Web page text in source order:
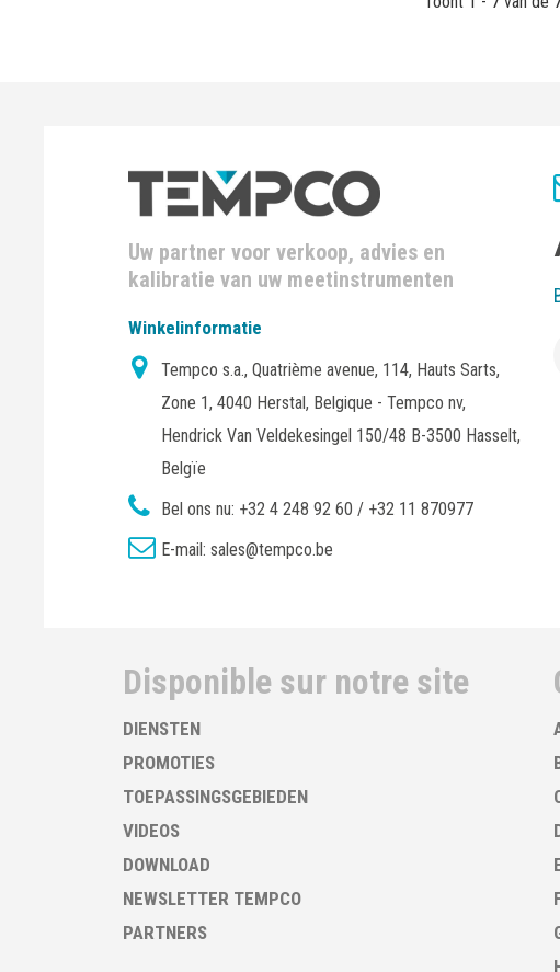
Uw partner voor verkoop, advies en
kalibratie van uw meetinstrumenten
Winkelinformatie
Tempco s.a., Quatrième avenue, 114, Hauts Sarts,
Zone 1, 4040 Herstal, Belgique - Tempco nv,
Hendrick Van Veldekesingel 150/48 B-3500 Hasselt,
Belgïe
Bel ons nu: +32 4 248 92 60 / +32 11 870977
E-mail: sales@tempco.be
Disponible sur notre site
DIENSTEN
PROMOTIES
TOEPASSINGSGEBIEDEN
VIDEOS
DOWNLOAD
NEWSLETTER TEMPCO
PARTNERS